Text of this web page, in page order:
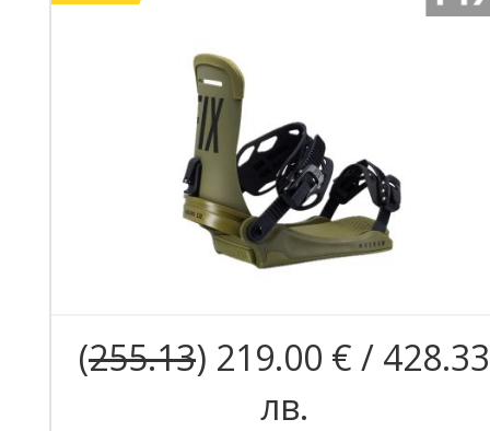
(255.13) 219.00 € / 428.33
лв.